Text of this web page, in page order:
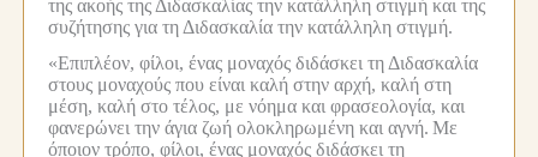
της ακοής της Διδασκαλίας την κατάλληλη στιγμή και της
συζήτησης για τη Διδασκαλία την κατάλληλη στιγμή.
«Επιπλέον, φίλοι, ένας μοναχός διδάσκει τη Διδασκαλία
στους μοναχούς που είναι καλή στην αρχή, καλή στη
μέση, καλή στο τέλος, με νόημα και φρασεολογία, και
φανερώνει την άγια ζωή ολοκληρωμένη και αγνή. Με
όποιον τρόπο, φίλοι, ένας μοναχός διδάσκει τη